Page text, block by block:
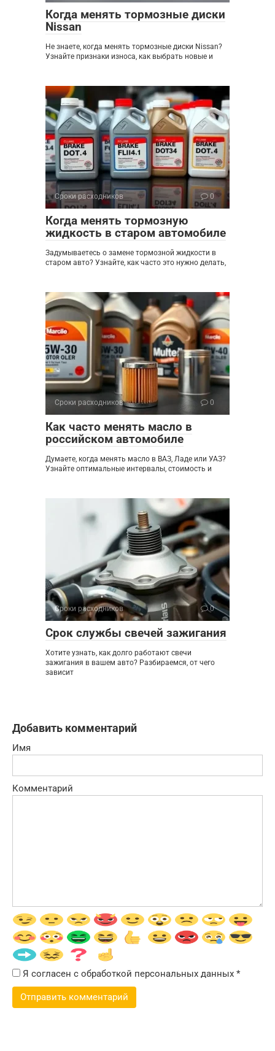
Когда менять тормозные диски
Nissan
Не знаете, когда менять тормозные диски Nissan?
Узнайте признаки износа, как выбрать новые и
Сроки расходников 0
Когда менять тормозную
жидкость в старом автомобиле
Задумываетесь о замене тормозной жидкости в
старом авто? Узнайте, как часто это нужно делать,
Сроки расходников 0
Как часто менять масло в
российском автомобиле
Думаете, когда менять масло в ВАЗ, Ладе или УАЗ?
Узнайте оптимальные интервалы, стоимость и
Сроки расходников 0
Срок службы свечей зажигания
Хотите узнать, как долго работают свечи
зажигания в вашем авто? Разбираемся, от чего
зависит
Добавить комментарий
Имя
Комментарий
Я согласен с обработкой персональных данных *